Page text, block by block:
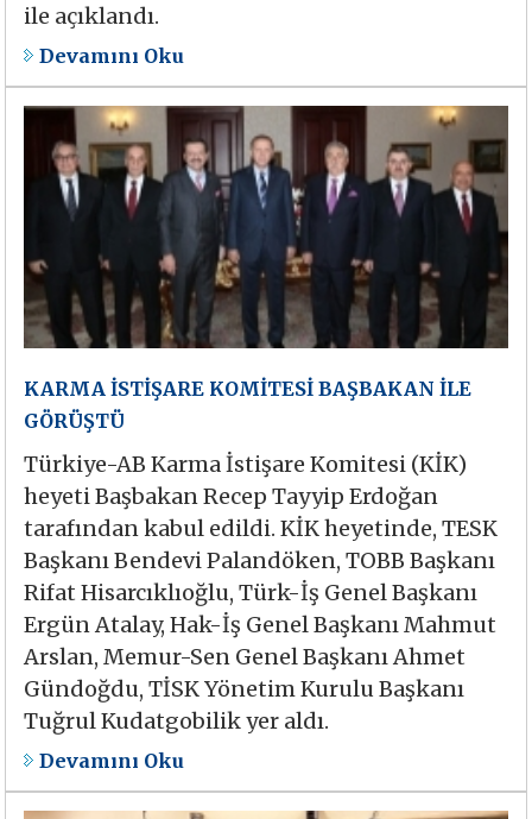
ile açıklandı.
Devamını Oku
KARMA İSTİŞARE KOMİTESİ BAŞBAKAN İLE
GÖRÜŞTÜ
Türkiye-AB Karma İstişare Komitesi (KİK)
heyeti Başbakan Recep Tayyip Erdoğan
tarafından kabul edildi. KİK heyetinde, TESK
Başkanı Bendevi Palandöken, TOBB Başkanı
Rifat Hisarcıklıoğlu, Türk-İş Genel Başkanı
Ergün Atalay, Hak-İş Genel Başkanı Mahmut
Arslan, Memur-Sen Genel Başkanı Ahmet
Gündoğdu, TİSK Yönetim Kurulu Başkanı
Tuğrul Kudatgobilik yer aldı.
Devamını Oku